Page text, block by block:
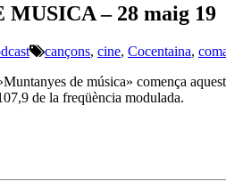
– 28 maig 19
cançons, cine, Cocentaina,
de música» comença
de la freqüència modulada.